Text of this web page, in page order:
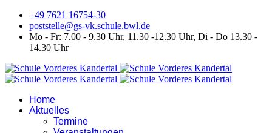
+49 7621 16754-30
poststelle@gs-vk.schule.bwl.de
Mo - Fr: 7.00 - 9.30 Uhr, 11.30 -12.30 Uhr, Di - Do 13.30 -
14.30 Uhr
Home
Aktuelles
Termine